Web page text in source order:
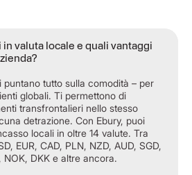
valuta locale e quali vantaggi
puntano tutto sulla comodità – per
globali. Ti permettono di
transfrontalieri nello stesso
detrazione. Con Ebury, puoi
locali in oltre 14 valute. Tra
EUR, CAD, PLN, NZD, AUD, SGD,
NOK, DKK e altre ancora.